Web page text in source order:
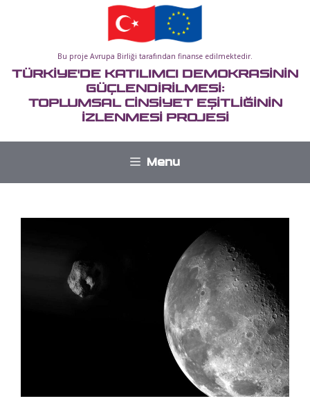
Bu proje Avrupa Birliği tarafından finanse edilmektedir.
TÜRKİYE'DE KATILIMCI DEMOKRASİNİN
GÜÇLENDİRİLMESİ:
TOPLUMSAL CİNSİYET EŞİTLİĞİNİN
İZLENMESİ PROJESİ
Menu